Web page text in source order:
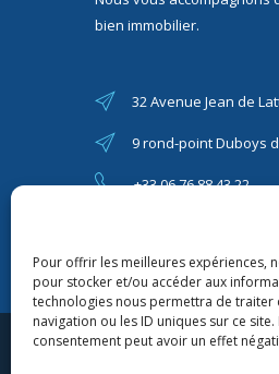
Pour offrir les meilleures expériences,
pour stocker et/ou accéder aux
technologies nous permettra de
navigation ou les ID uniques sur ce
consentement peut avoir un effet
bien immobilier.
32 Avenue Jean de
9 rond-point Duboys
+33 06 76 88 43 22